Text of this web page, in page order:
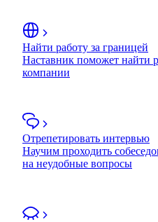
Найти работу за границей
Наставник поможет найти
компании
Отрепетировать интервью
Научим проходить
на неудобные вопросы